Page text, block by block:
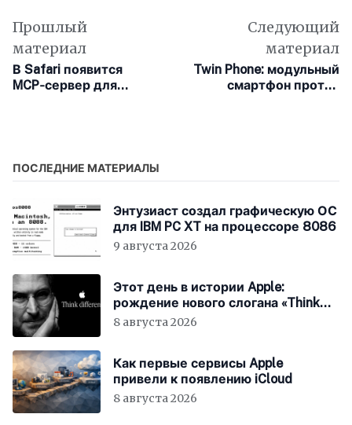
Прошлый
материал
В Safari появится
MCP‑сервер для
Следующий
материал
Twin Phone: модульный
смартфон против
ПОСЛЕДНИЕ МАТЕРИАЛЫ
Энтузиаст создал графическую ОС
для IBM PC XT на процессоре 8086
9 августа 2026
Этот день в истории Apple:
рождение нового слогана «Think
Different»
8 августа 2026
Как первые сервисы Apple
привели к появлению iCloud
8 августа 2026